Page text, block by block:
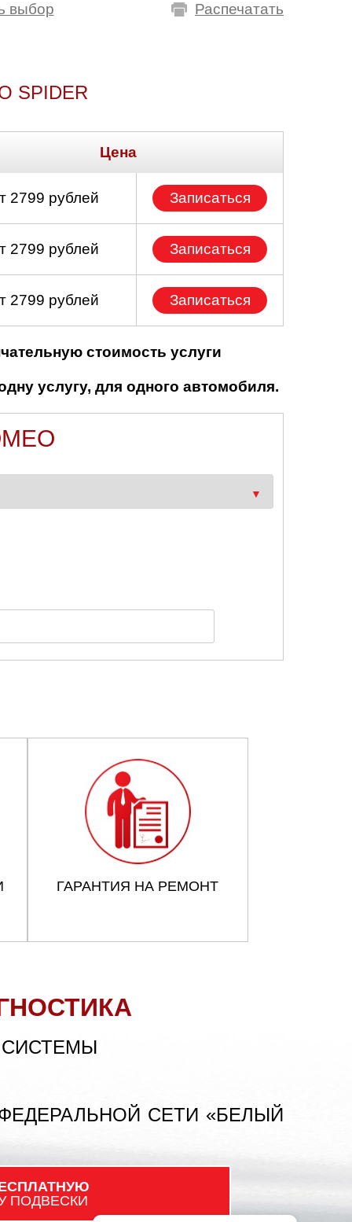
Распечатать
выбор
SPIDER
Цена
2799 рублей Записаться
2799 рублей Записаться
2799 рублей Записаться
стоимость услуги
услугу, для одного автомобиля.
ГАРАНТИЯ НА РЕМОНТ
СЕТИ «БЕЛЫЙ
ПОДВЕСКИ